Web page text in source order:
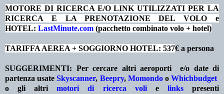
MOTORE DI RICERCA E/O LINK UTILIZZATI PER LA
RICERCA E LA PRENOTAZIONE DEL VOLO e
HOTEL: LastMinute.com (pacchetto combinato volo + hotel)
TARIFFA AEREA + SOGGIORNO HOTEL: 537€ a persona
SUGGERIMENTI: Per cercare altri aeroporti e/o date di
partenza usateSkyscanner, Beepry, MomondooWhichbudget
o gli altrimotori di ricerca volie linkspresenti